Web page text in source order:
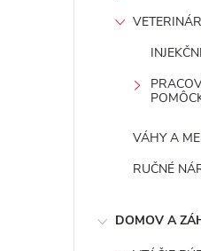
VÁHY A
RUČNÉ
DOMOV A